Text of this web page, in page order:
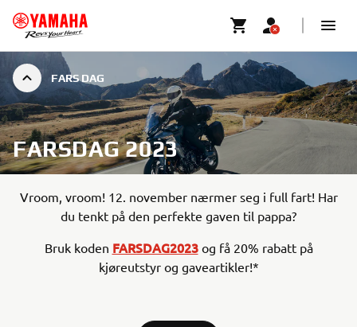
FARS DAG
FARSDAG 2023
Vroom, vroom! 12. november nærmer seg i full fart! Har
du tenkt på den perfekte gaven til pappa?
Bruk koden FARSDAG2023 og få 20% rabatt på
kjøreutstyr og gaveartikler!*